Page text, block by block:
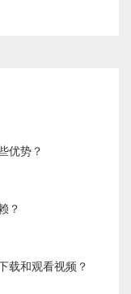
优势？
？
载和观看视频？